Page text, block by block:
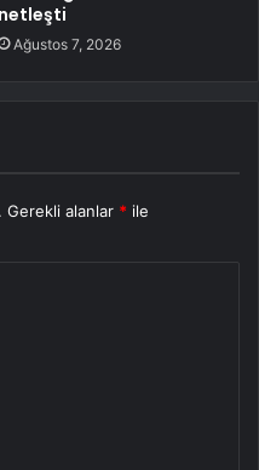
netleşti
Ağustos 7, 2026
Gerekli alanlar * ile